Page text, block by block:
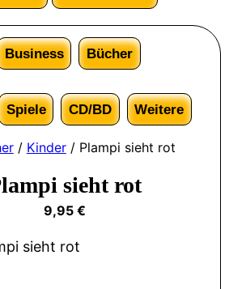
Business Bücher
Spiele CD/BD Weitere
/ Kinder/ Plampi sieht rot
sieht rot
9,95 €